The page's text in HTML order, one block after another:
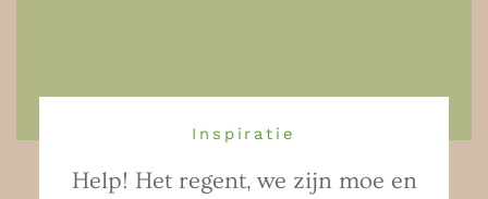
Inspiratie
Help! Het regent, we zijn moe en